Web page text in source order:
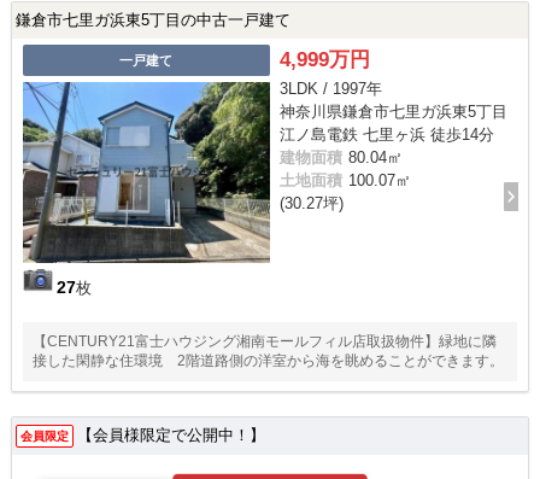
鎌倉市七里ガ浜東5丁目の中古一戸建て
一戸建て
27枚
4,999万円
3LDK / 1997年
神奈川県鎌倉市七里ガ浜東5丁目
江ノ島電鉄 七里ヶ浜 徒歩14分
建物面積 80.04㎡
土地面積 100.07㎡
(30.27坪)
【CENTURY21富士ハウジング湘南モールフィル店取扱物件】緑地に隣
接した閑静な住環境 2階道路側の洋室から海を眺めることができます。
会員限定 【会員様限定で公開中！】